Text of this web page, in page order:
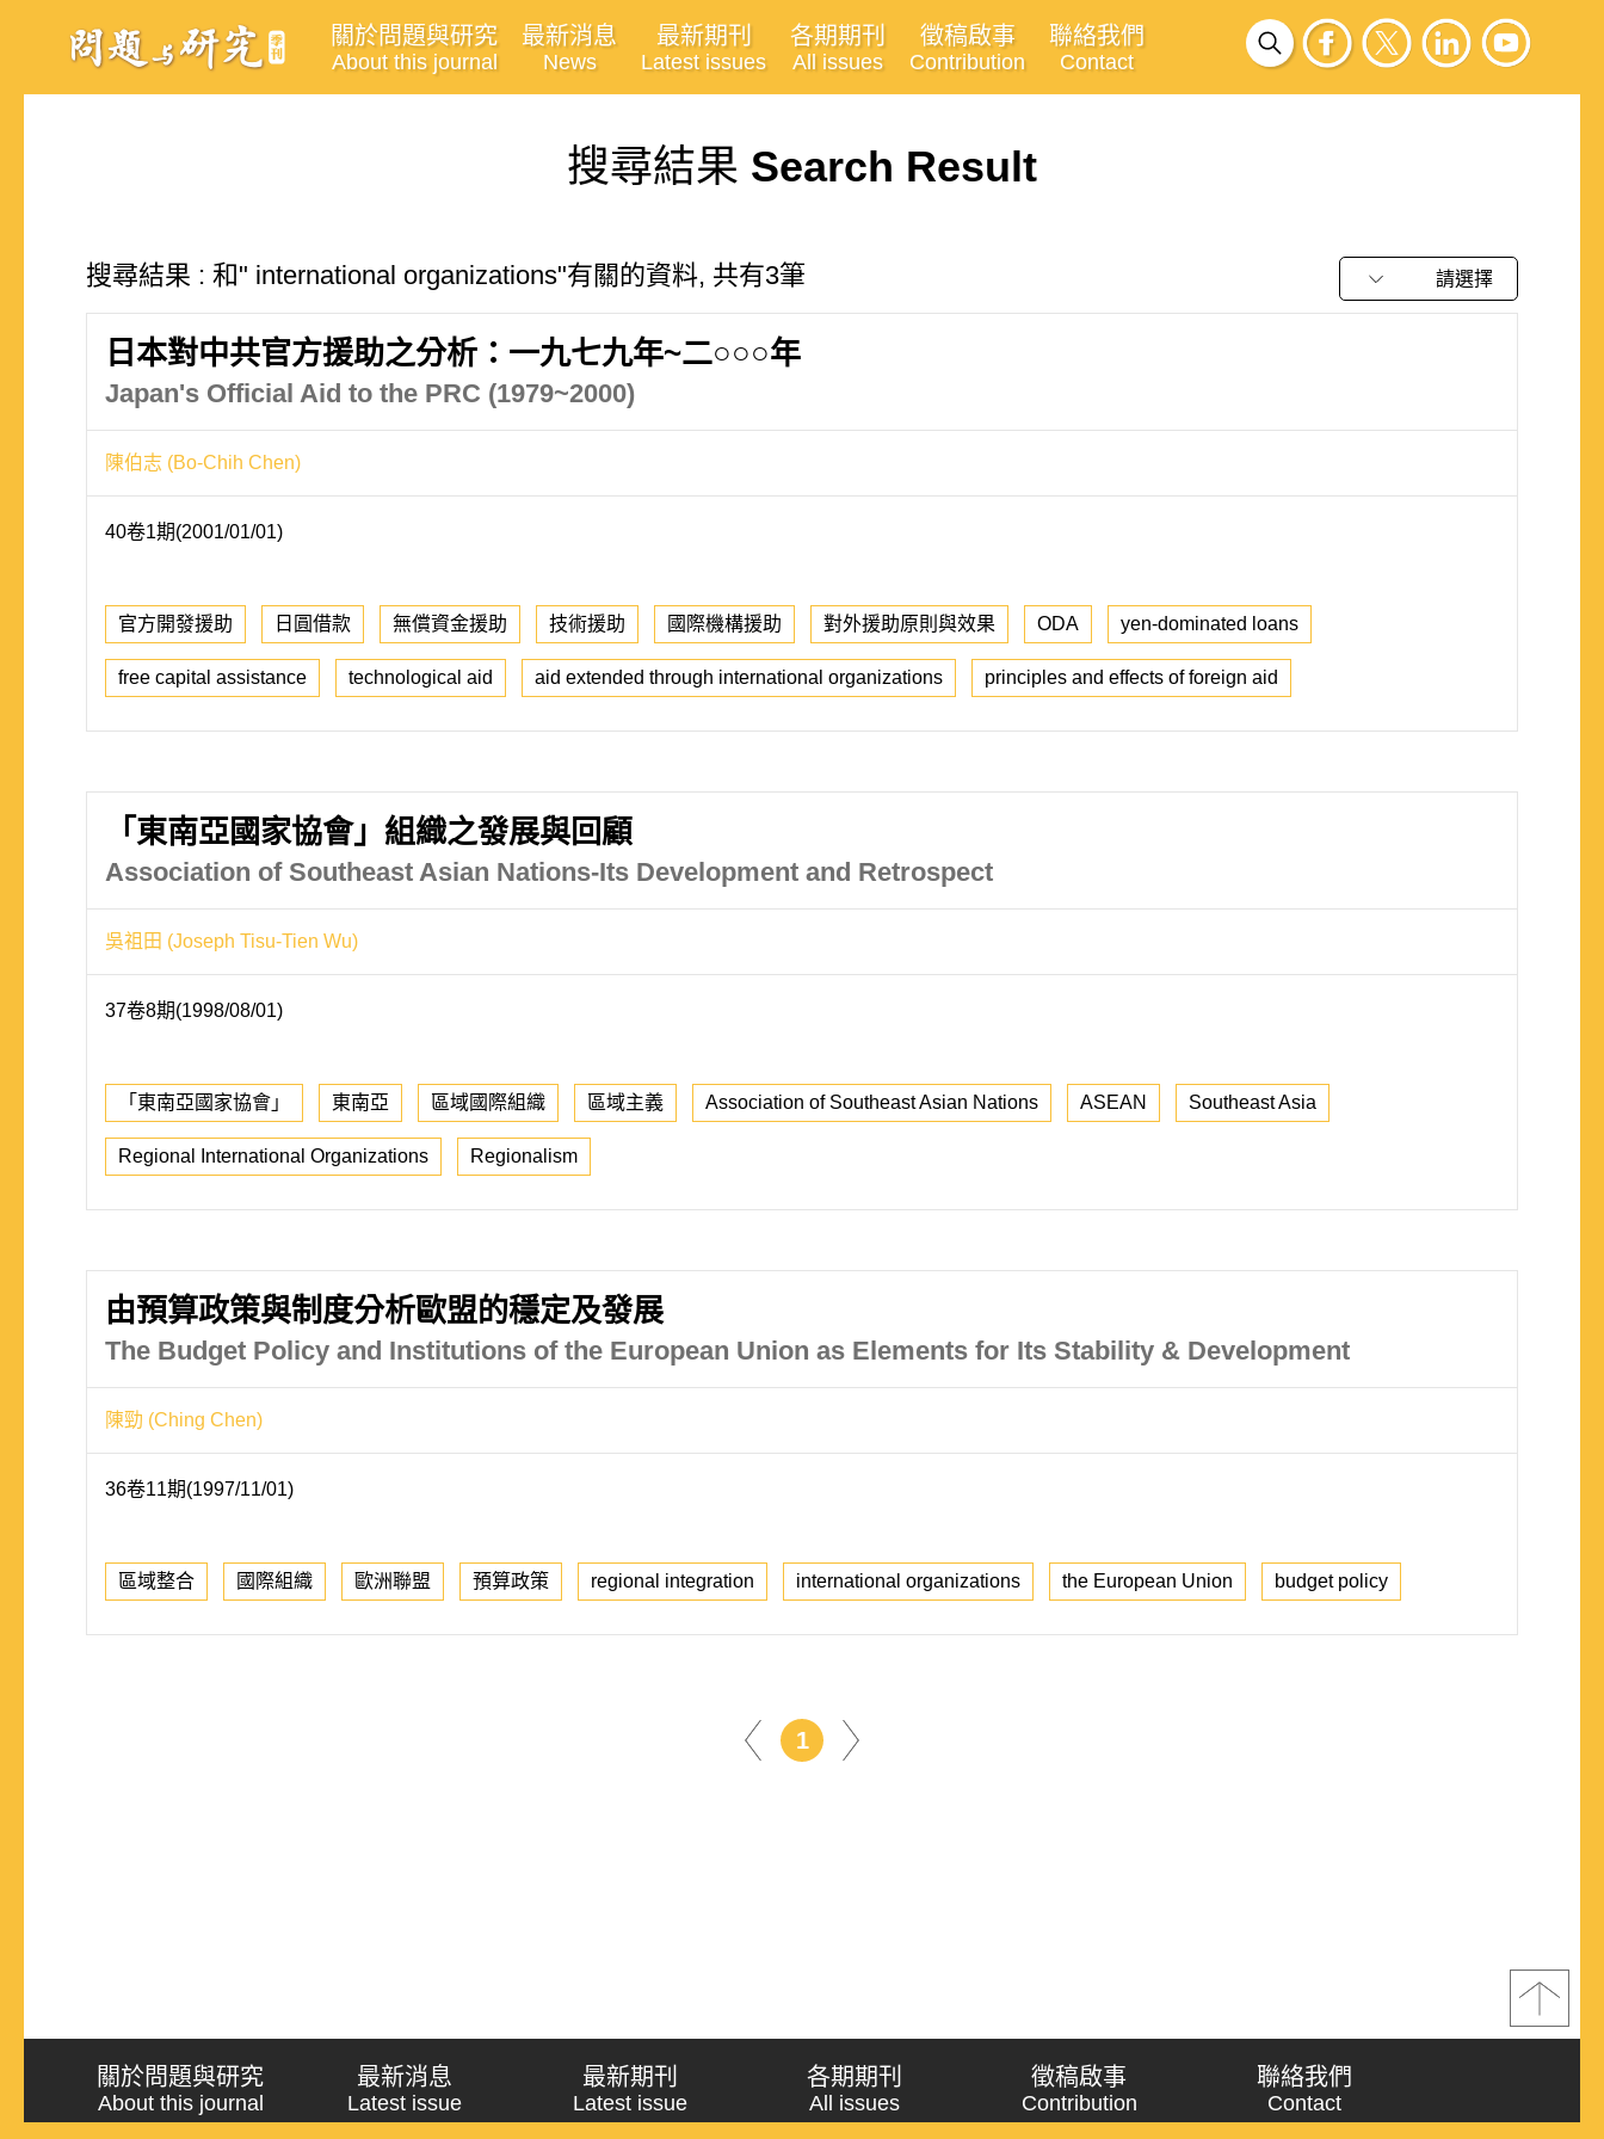
關於問題與研究
About this journal
最新消息
News
最新期刊
Latest issues
各期期刊
All issues
徵稿啟事
Contribution
聯絡我們
Contact
搜尋結果 Search Result
搜尋結果 : 和" international organizations"有關的資料, 共有3筆 請選擇
日本對中共官方援助之分析：一九七九年~二○○○年
Japan's Official Aid to the PRC (1979~2000)
陳伯志 (Bo-Chih Chen)
40卷1期(2001/01/01)
官方開發援助 日圓借款 無償資金援助 技術援助 國際機構援助 對外援助原則與效果 ODA yen-dominated loans
free capital assistance technological aid aid extended through international organizations principles and effects of foreign aid
「東南亞國家協會」組織之發展與回顧
Association of Southeast Asian Nations-Its Development and Retrospect
吳祖田 (Joseph Tisu-Tien Wu)
37卷8期(1998/08/01)
「東南亞國家協會」 東南亞 區域國際組織 區域主義 Association of Southeast Asian Nations ASEAN Southeast Asia
Regional International Organizations Regionalism
由預算政策與制度分析歐盟的穩定及發展
The Budget Policy and Institutions of the European Union as Elements for Its Stability & Development
陳勁 (Ching Chen)
36卷11期(1997/11/01)
區域整合 國際組織 歐洲聯盟 預算政策 regional integration international organizations the European Union budget policy
1
關於問題與研究
About this journal
最新消息
Latest issue
最新期刊
Latest issue
各期期刊
All issues
徵稿啟事
Contribution
聯絡我們
Contact